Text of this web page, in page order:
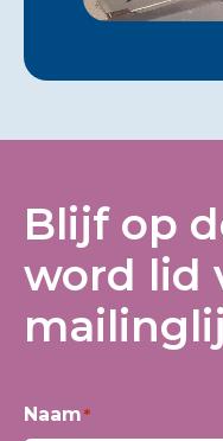
Blijf op
word lid
Naam*